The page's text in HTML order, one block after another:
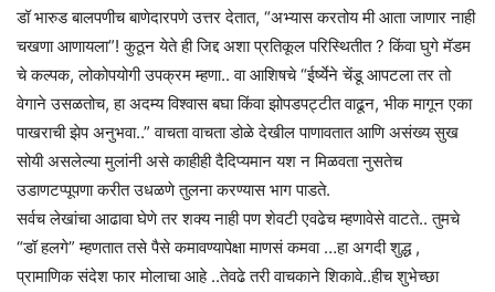
डॉ भारुड बालपणीच बाणेदारपणे उत्तर देतात, “अभ्यास करतोय मी आता जाणार नाही
चखणा आणायला”! कुठून येते ही जिद्द अशा प्रतिकूल परिस्थितीत ? किंवा घुगे मॅडम
चे कल्पक, लोकोपयोगी उपक्रम म्हणा.. वा आशिषचे “ईर्ष्येने चेंडू आपटला तर तो
वेगाने उसळतोच, हा अदम्य विश्वास बघा किंवा झोपडपट्टीत वाढून, भीक मागून एका
पाखराची झेप अनुभवा..” वाचता वाचता डोळे देखील पाणावतात आणि असंख्य सुख
सोयी असलेल्या मुलांनी असे काहीही दैदिप्यमान यश न मिळवता नुसतेच
उडाणटप्पूपणा करीत उधळणे तुलना करण्यास भाग पाडते.
सर्वच लेखांचा आढावा घेणे तर शक्य नाही पण शेवटी एवढेच म्हणावेसे वाटते.. तुमचे
“डॉ हलगे” म्हणतात तसे पैसे कमावण्यापेक्षा माणसं कमवा …हा अगदी शुद्ध ,
प्रामाणिक संदेश फार मोलाचा आहे ..तेवढे तरी वाचकाने शिकावे..हीच शुभेच्छा